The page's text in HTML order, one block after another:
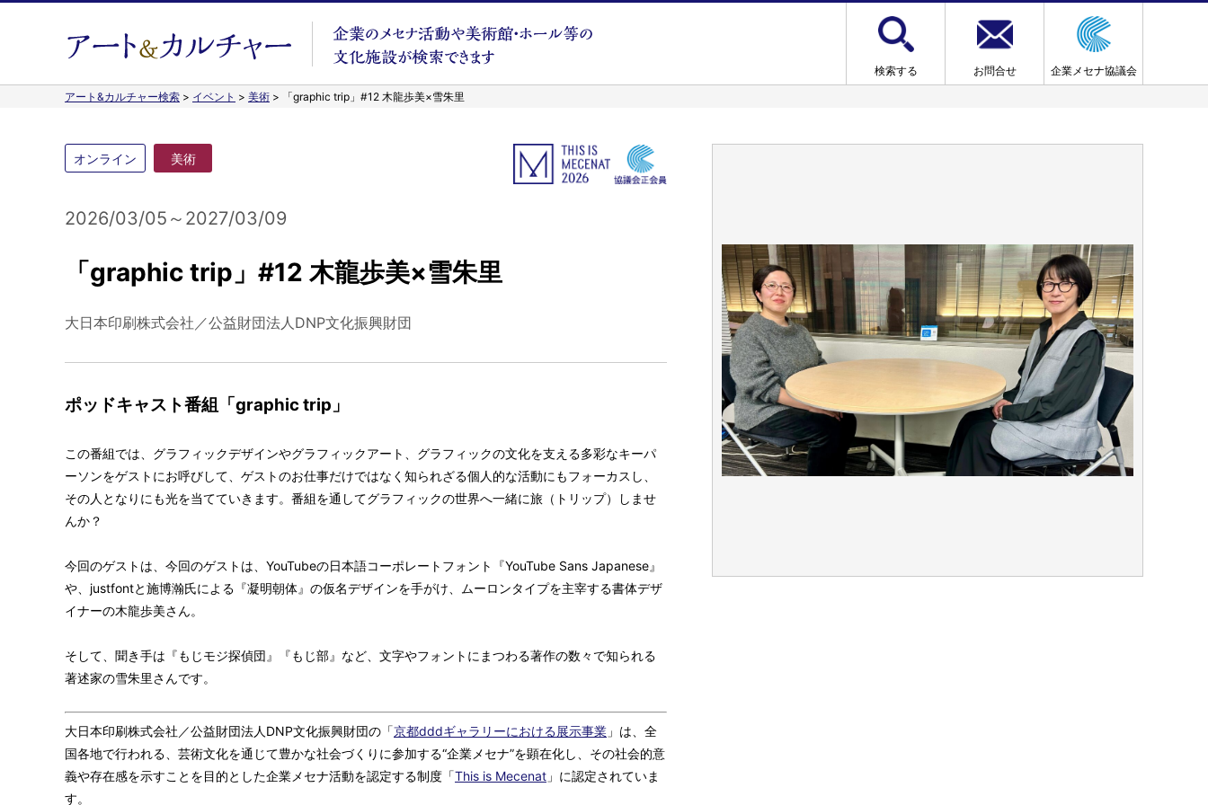
検索する お問合せ
企業メセナ協議会
アート&カルチャー検索 > イベント > 美術 > 「graphic trip」#12 木龍歩美×雪朱里
オンライン 美術
2026/03/05～2027/03/09
「graphic trip」#12 木龍歩美×雪朱里
大日本印刷株式会社／公益財団法人DNP文化振興財団
ポッドキャスト番組「graphic trip」
この番組では、グラフィックデザインやグラフィックアート、グラフィックの文化を支える多彩なキーパ
ーソンをゲストにお呼びして、ゲストのお仕事だけではなく知られざる個人的な活動にもフォーカスし、
その人となりにも光を当てていきます。番組を通してグラフィックの世界へ一緒に旅（トリップ）しませ
んか？
今回のゲストは、今回のゲストは、YouTubeの日本語コーポレートフォント『YouTube Sans Japanese』
や、justfontと施博瀚氏による『凝明朝体』の仮名デザインを手がけ、ムーロンタイプを主宰する書体デザ
イナーの木龍歩美さん。
そして、聞き手は『もじモジ探偵団』『もじ部』など、文字やフォントにまつわる著作の数々で知られる
著述家の雪朱里さんです。
大日本印刷株式会社／公益財団法人DNP文化振興財団の「京都dddギャラリーにおける展示事業 」は、全
国各地で行われる、芸術文化を通じて豊かな社会づくりに参加する“企業メセナ”を顕在化し、その社会的意
義や存在感を示すことを目的とした企業メセナ活動を認定する制度「This is Mecenat 」に認定されていま
す。